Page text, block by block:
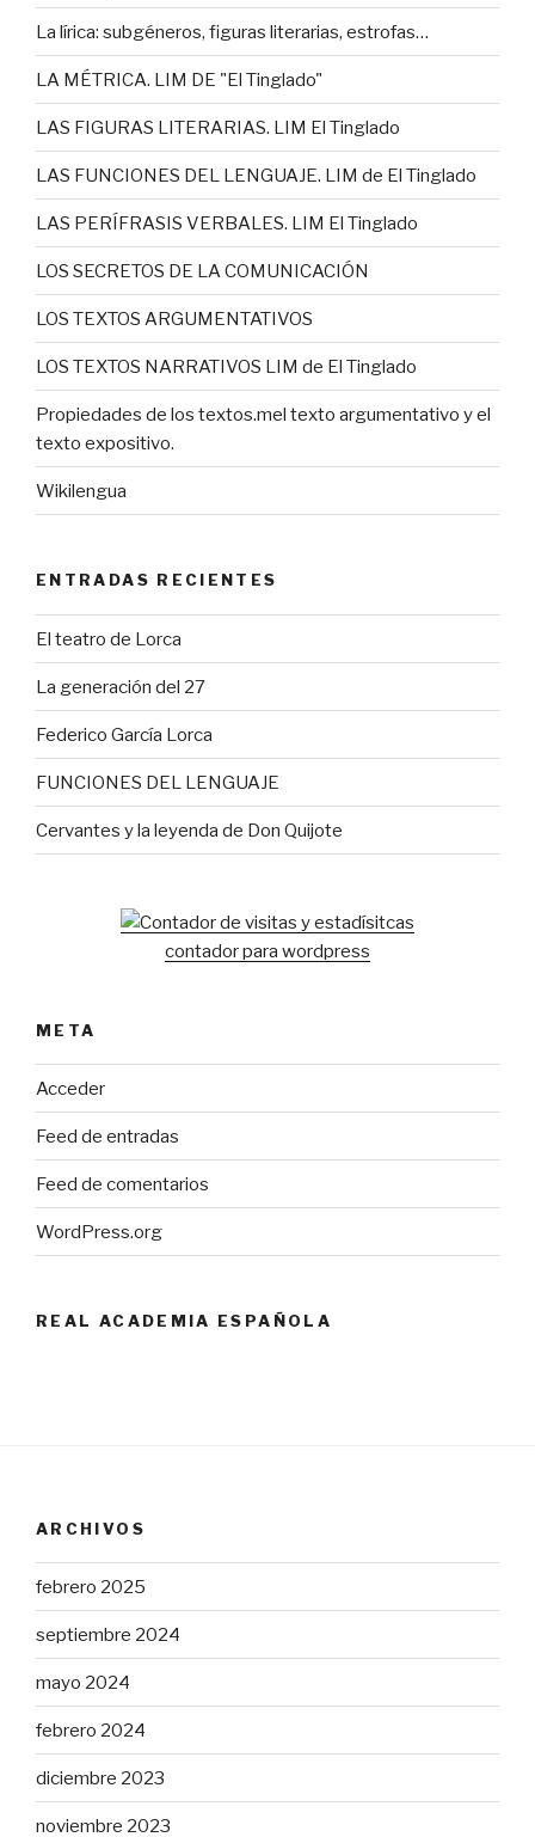
La lírica: subgéneros, figuras literarias, estrofas…
LA MÉTRICA. LIM DE "El Tinglado"
LAS FIGURAS LITERARIAS. LIM El Tinglado
LAS FUNCIONES DEL LENGUAJE. LIM de El Tinglado
LAS PERÍFRASIS VERBALES. LIM El Tinglado
LOS SECRETOS DE LA COMUNICACIÓN
LOS TEXTOS ARGUMENTATIVOS
LOS TEXTOS NARRATIVOS LIM de El Tinglado
Propiedades de los textos.mel texto argumentativo y el
texto expositivo.
Wikilengua
ENTRADAS RECIENTES
El teatro de Lorca
La generación del 27
Federico García Lorca
FUNCIONES DEL LENGUAJE
Cervantes y la leyenda de Don Quijote
contador para wordpress
META
Acceder
Feed de entradas
Feed de comentarios
WordPress.org
REAL ACADEMIA ESPAÑOLA
ARCHIVOS
febrero 2025
septiembre 2024
mayo 2024
febrero 2024
diciembre 2023
noviembre 2023